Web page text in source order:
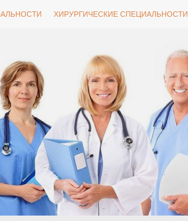
ХИРУРГИЧЕСКИЕ СПЕЦИАЛЬНОСТИ